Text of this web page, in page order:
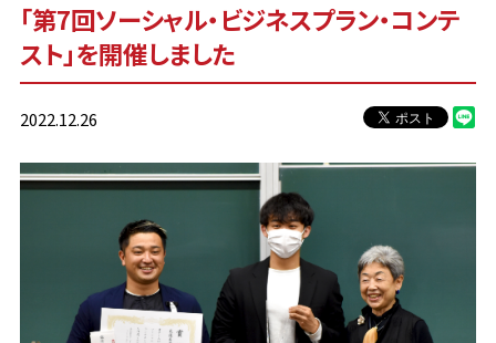
「第7回ソーシャル・ビジネスプラン・コンテ
スト」を開催しました
2022.12.26